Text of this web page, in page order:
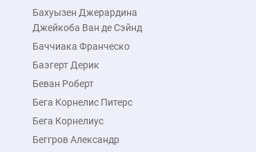
Бахуызен Джерардина
Джейкоба Ван де Сэйнд
Баччиака Франческо
Баэгерт Дерик
Беван Роберт
Бега Корнелис Питерс
Бега Корнелиус
Беггров Александр